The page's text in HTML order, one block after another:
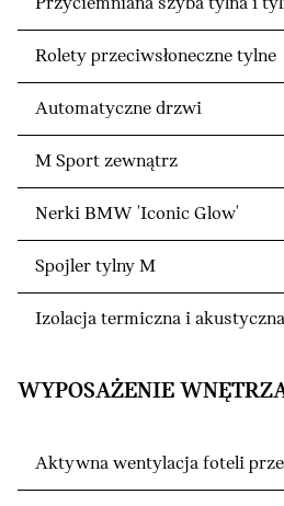
Rolety przeciwsłoneczne tylne
Automatyczne drzwi
M Sport zewnątrz
Nerki BMW 'Iconic Glow'
Spojler tylny M
Izolacja termiczna i
WYPOSAŻENIE
Aktywna wentylacja foteli